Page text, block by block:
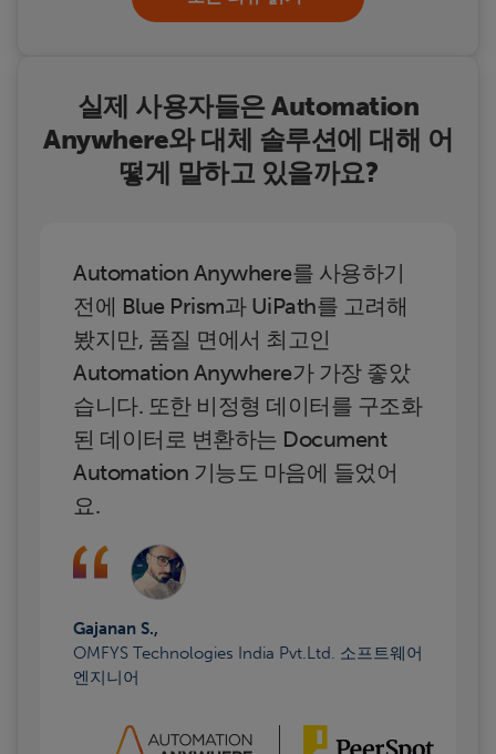
실제 사용자들은 Automation
Anywhere와 대체 솔루션에 대해 어
떻게 말하고 있을까요?
Automation Anywhere를 사용하기
전에 Blue Prism과 UiPath를 고려해
봤지만, 품질 면에서 최고인
Automation Anywhere가 가장 좋았
습니다. 또한 비정형 데이터를 구조화
된 데이터로 변환하는 Document
Automation 기능도 마음에 들었어
요.
Gajanan S.,
OMFYS Technologies India Pvt.Ltd. 소프트웨어
엔지니어